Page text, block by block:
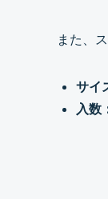
また、
サイ
入数